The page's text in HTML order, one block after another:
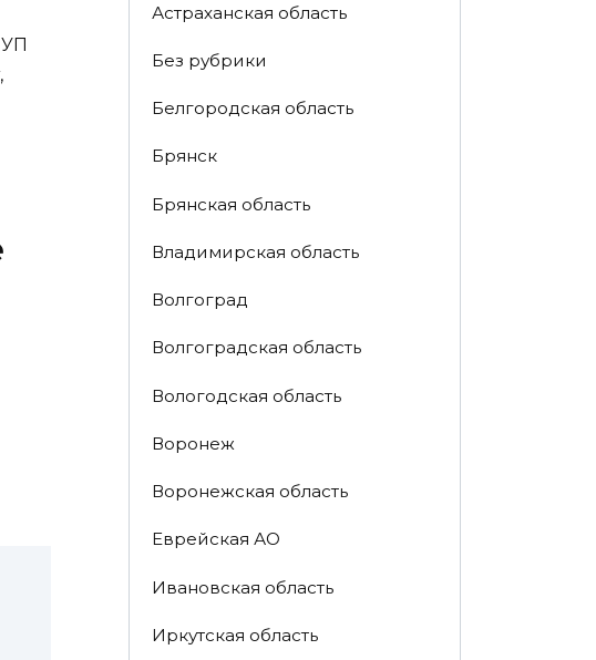
Астраханская область
Без рубрики
Белгородская область
Брянск
Брянская область
Владимирская область
Волгоград
Волгоградская область
Вологодская область
Воронеж
Воронежская область
Еврейская АО
Ивановская область
Иркутская область